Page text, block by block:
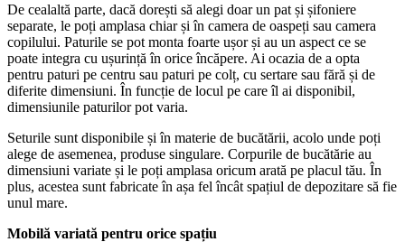
De cealaltă parte, dacă dorești să alegi doar un pat și șifoniere
separate, le poți amplasa chiar și în camera de oaspeți sau camera
copilului. Paturile se pot monta foarte ușor și au un aspect ce se
poate integra cu ușurință în orice încăpere. Ai ocazia de a opta
pentru paturi pe centru sau paturi pe colț, cu sertare sau fără și de
diferite dimensiuni. În funcție de locul pe care îl ai disponibil,
dimensiunile paturilor pot varia.
Seturile sunt disponibile și în materie de bucătării, acolo unde poți
alege de asemenea, produse singulare. Corpurile de bucătărie au
dimensiuni variate și le poți amplasa oricum arată pe placul tău. În
plus, acestea sunt fabricate în așa fel încât spațiul de depozitare să fie
unul mare.
Mobilă variată pentru orice spațiu